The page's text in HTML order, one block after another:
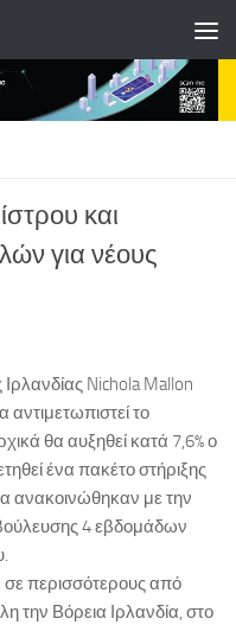
και
για νέους
Nichola Mallon
το
θα αυξηθεί κατά 7,6% ο
ένα πακέτο στήριξης
ανακοινώθηκαν με την
4 εβδομάδων
σε περισσότερους από
την Βόρεια Ιρλανδία, στο